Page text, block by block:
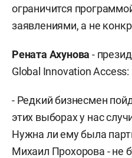
ограничится
заявлениями, а не
Рената Ахунова -
Global Innovation Access:
- Редкий бизнесмен
этих выборах у нас
Нужна ли ему была
Михаил Прохорова - не